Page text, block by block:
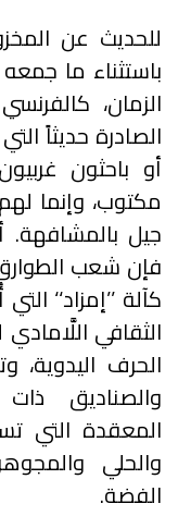
للحديث عن
باستثناء ما
الزمان،
الصادرة حديثاً
أو باحثون
مكتوب، وإنما
جيل
فإن شعب
كآلة ’’إمزاد‘‘
الثقافي
الحرف اليدوية،
والصناديق ذات
المعقدة التي
والحلي
الفضة.